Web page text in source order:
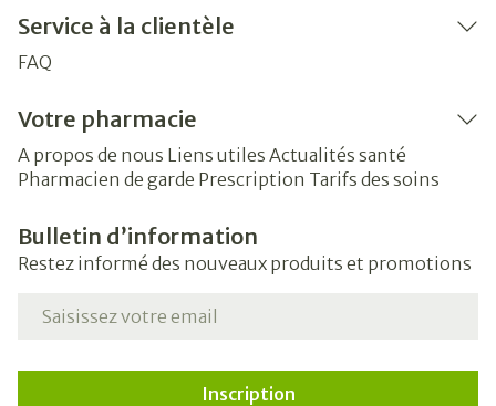
Service à la clientèle
FAQ
Votre pharmacie
A propos de nous Liens utiles Actualités santé
Pharmacien de garde Prescription Tarifs des soins
Bulletin d’information
Restez informé des nouveaux produits et promotions
Adresse mail
Inscription